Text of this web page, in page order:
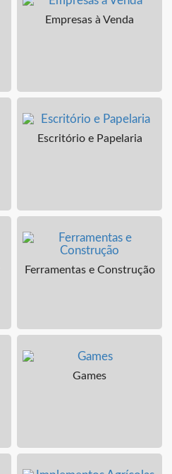
Empresas à Venda
Escritório e Papelaria
Ferramentas e Construção
Games